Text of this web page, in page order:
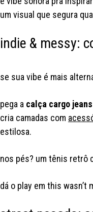
um visual que segura
indie & messy:
se sua vibe é mais
pega a calça cargo jeans
cria camadas com
estilosa.
nos pés? um tênis retrô
dá o play em this wasn’t